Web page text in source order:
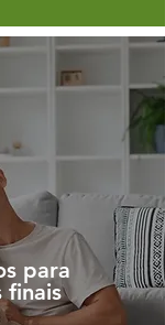
para
finais